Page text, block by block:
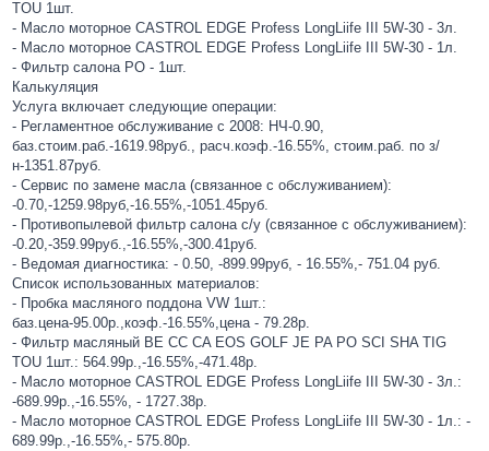
TOU 1шт.
- Масло моторное CASTROL EDGE Profess LongLiife III 5W-30 - 3л.
- Масло моторное CASTROL EDGE Profess LongLiife III 5W-30 - 1л.
- Фильтр салона PO - 1шт.
Калькуляция
Услуга включает следующие операции:
- Регламентное обслуживание с 2008: НЧ-0.90,
баз.стоим.раб.-1619.98руб., расч.коэф.-16.55%, стоим.раб. по з/
н-1351.87руб.
- Сервис по замене масла (связанное с обслуживанием):
-0.70,-1259.98руб,-16.55%,-1051.45руб.
- Противопылевой фильтр салона с/у (связанное с обслуживанием):
-0.20,-359.99руб.,-16.55%,-300.41руб.
- Ведомая диагностика: - 0.50, -899.99руб, - 16.55%,- 751.04 руб.
Список использованных материалов:
- Пробка масляного поддона VW 1шт.:
баз.цена-95.00р.,коэф.-16.55%,цена - 79.28р.
- Фильтр масляный ВЕ СС CA EOS GOLF JE PA PO SCI SHA TIG
TOU 1шт.: 564.99р.,-16.55%,-471.48р.
- Масло моторное CASTROL EDGE Profess LongLiife III 5W-30 - 3л.:
-689.99р.,-16.55%, - 1727.38р.
- Масло моторное CASTROL EDGE Profess LongLiife III 5W-30 - 1л.: -
689.99р.,-16.55%,- 575.80р.